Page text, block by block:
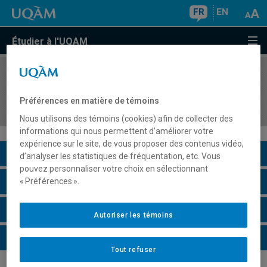
FR EN
Étudier à l'UQAM
COURS//
sociale
Description du cours
Horaire - Été 2026
Horaire - Automne 2026
Horaire - Hiver 2027
Préférences en matière de témoins
Nous utilisons des témoins (cookies) afin de collecter des
informations qui nous permettent d’améliorer votre
expérience sur le site, de vous proposer des contenus vidéo,
d’analyser les statistiques de fréquentation, etc. Vous
pouvez personnaliser votre choix en sélectionnant
« Préférences ».
Tout refuser
Autoriser les témoins